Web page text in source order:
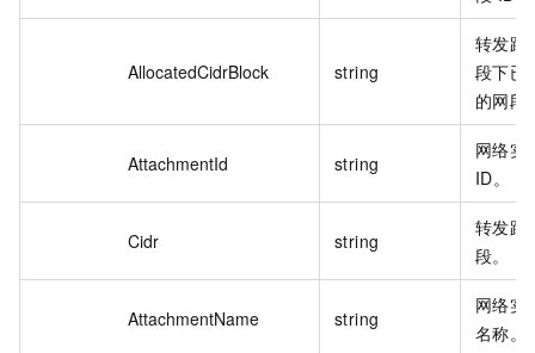
AllocatedCidrBlock string
转发路
段下已
的网段
AttachmentId string
网络实
ID。
Cidr string
转发路
段。
AttachmentName string
网络实
名称。